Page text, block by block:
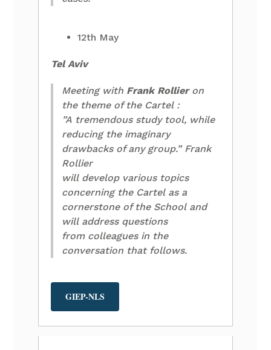
12th May
Tel Aviv
Meeting with Frank Rollieron
the theme of the Cartel :
”A tremendous study tool, while
reducing the imaginary
drawbacks of any group.” Frank
Rollier
will develop various topics
concerning the Cartel as a
cornerstone of the School and
will address questions
from colleagues in the
conversation that follows.
GIEP-NLS